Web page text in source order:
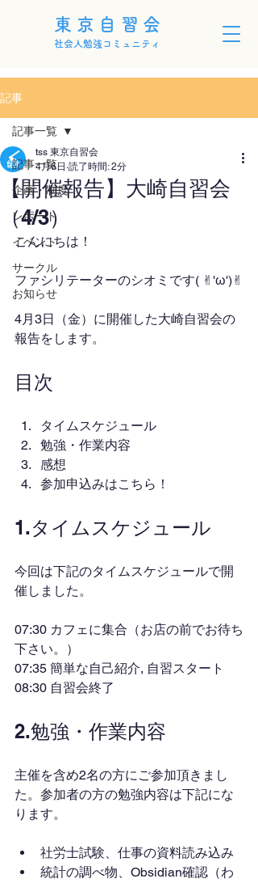
東京自習会
社会人勉強コミュニティ
記事
記事一覧
企画・制度
レポート
イベント
サークル
お知らせ
記事一覧
【開催報告】大崎自習会
（4/3）
tss 東京自習会
4月6日 読了時間: 2分
こんにちは！
ファシリテーターのシオミです( ✌︎'ω')✌︎
4月3日（金）に開催した大崎自習会の
報告をします。
目次
タイムスケジュール
勉強・作業内容
感想
参加申込みはこちら！
1.タイムスケジュール
今回は下記のタイムスケジュールで開
催しました。
07:30 カフェに集合（お店の前でお待ち
下さい。）
07:35 簡単な自己紹介, 自習スタート
08:30 自習会終了
2.勉強・作業内容
主催を含め2名の方にご参加頂きまし
た。参加者の方の勉強内容は下記にな
ります。
社労士試験、仕事の資料読み込み
統計の調べ物、Obsidian確認（わ